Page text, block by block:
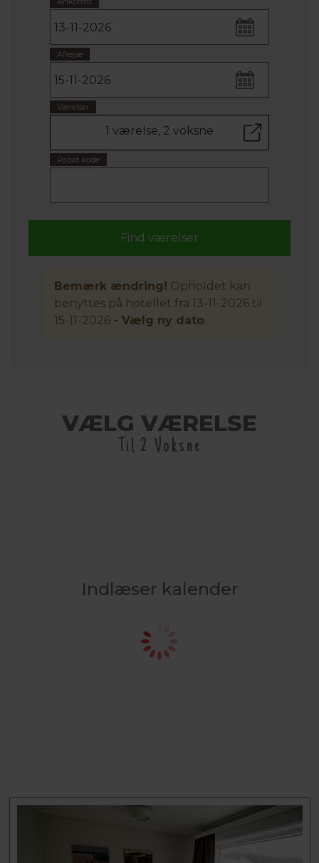
Afrejse
Værelser
1 værelse, 2 voksne
Rabat kode
Bemærk ændring! Opholdet kan
benyttes på hotellet fra 13-11-2026 til
15-11-2026 - Vælg ny dato
VÆLG VÆRELSE
Til 2 Voksne
Indlæser kalender